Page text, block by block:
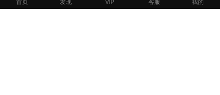
首页 发现 VIP 客服 我的